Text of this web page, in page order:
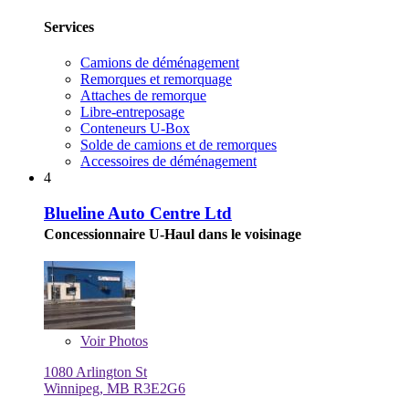
Services
Camions de déménagement
Remorques et remorquage
Attaches de remorque
Libre-entreposage
Conteneurs U-Box
Solde de camions et de remorques
Accessoires de déménagement
4
Blueline Auto Centre Ltd
Concessionnaire U-Haul dans le voisinage
VoirPhotos
1080 Arlington St
Winnipeg, MB R3E2G6